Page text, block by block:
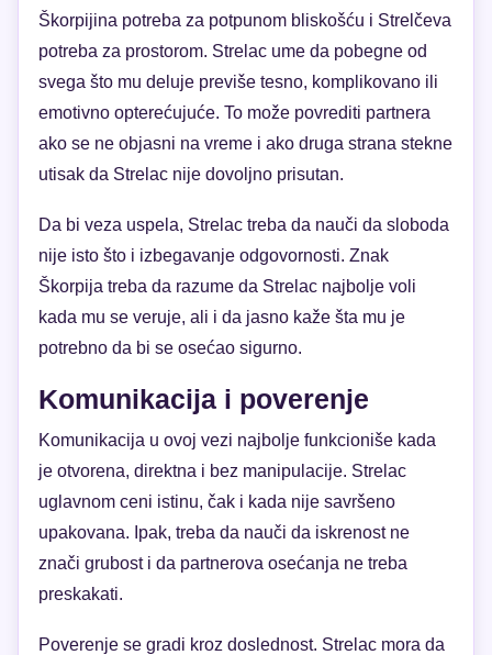
Škorpijina potreba za potpunom bliskošću i Strelčeva
potreba za prostorom. Strelac ume da pobegne od
svega što mu deluje previše tesno, komplikovano ili
emotivno opterećujuće. To može povrediti partnera
ako se ne objasni na vreme i ako druga strana stekne
utisak da Strelac nije dovoljno prisutan.
Da bi veza uspela, Strelac treba da nauči da sloboda
nije isto što i izbegavanje odgovornosti. Znak
Škorpija treba da razume da Strelac najbolje voli
kada mu se veruje, ali i da jasno kaže šta mu je
potrebno da bi se osećao sigurno.
Komunikacija i poverenje
Komunikacija u ovoj vezi najbolje funkcioniše kada
je otvorena, direktna i bez manipulacije. Strelac
uglavnom ceni istinu, čak i kada nije savršeno
upakovana. Ipak, treba da nauči da iskrenost ne
znači grubost i da partnerova osećanja ne treba
preskakati.
Poverenje se gradi kroz doslednost. Strelac mora da